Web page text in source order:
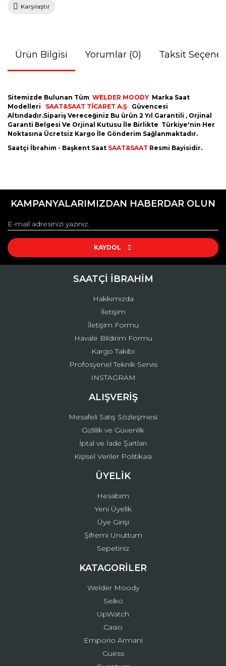
Karşılaştır
Ürün Bilgisi Yorumlar (0) Taksit
Sitemizde Bulunan Tüm WELDER MOODY Marka Saat
Modelleri SAAT&SAAT TİCARET A.Ş Güvencesi
Altındadır.Sipariş Vereceğiniz Bu ürün 2 Yıl Garantili , Orjinal
Garanti Belgesi Ve Orjinal Kutusu İle Birlikte Türkiye'nin Her
Noktasına Ücretsiz Kargo İle Gönderim Sağlanmaktadır.
Saatçi İbrahim - Başkent Saat SAAT&SAAT Resmi Bayisidir.
konularda yetersiz gördüğünüz noktaları öneri formunu
Görüş ve önerileriniz için teşekkür ederiz.
Ürün resmi kalitesiz, bozuk veya görüntülenemiyor.
Ürün açıklamasında eksik bilgiler bulunuyor.
Ürün fiyatı diğer sitelerden daha pahalı.
Gönder
KAMPANYALARIMIZDAN HABERDAR OLUN
KAYDOL
SAATÇİ İBRAHİM
Hakkımızda
İletişim
İletişim Formu
Havale Bildirim Formu
Kargo Takibi
Profosyenel Teknik Servis
INSTAGRAM
ALIŞVERİŞ
Mesafeli Satış Sözleşmesi
Gizlilik ve Güvenlik
İptal ve İade Şartları
Kişisel Veriler Politikası
ÜYELİK
Hesabım
Yeni Üyelik
Üye Girişi
Şifremi Unuttum
Sepetiniz
KATAGORİLER
Welder Moody
Seiko
UpWatch
Casio
Emporio Armani
Guess